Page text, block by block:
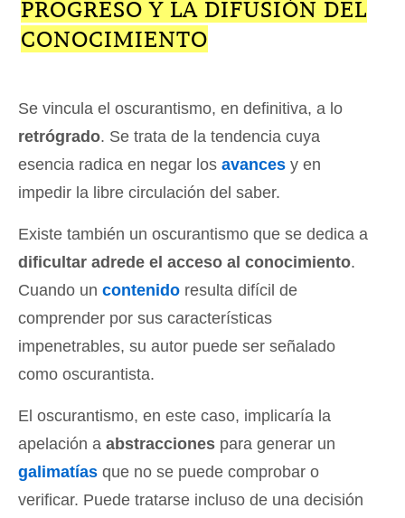
PROGRESO Y LA DIFUSIÓN DEL
CONOCIMIENTO
Se vincula el oscurantismo, en definitiva, a lo
retrógrado. Se trata de la tendencia cuya
esencia radica en negar los avances y en
impedir la libre circulación del saber.
Existe también un oscurantismo que se dedica a
dificultar adrede el acceso al conocimiento.
Cuando un contenido resulta difícil de
comprender por sus características
impenetrables, su autor puede ser señalado
como oscurantista.
El oscurantismo, en este caso, implicaría la
apelación a abstracciones para generar un
galimatías que no se puede comprobar o
verificar. Puede tratarse incluso de una decisión